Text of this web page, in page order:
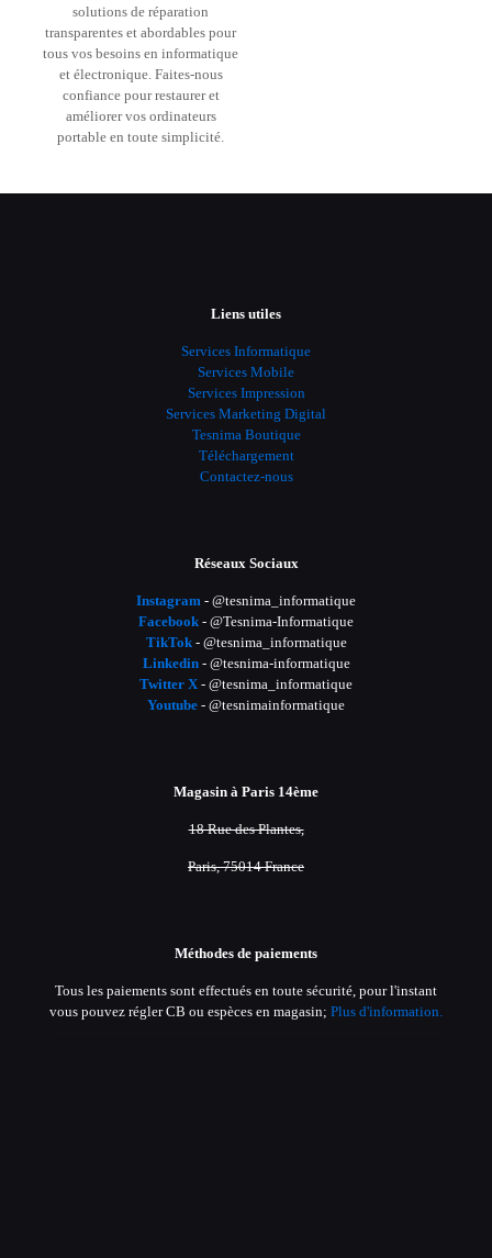
solutions de réparation
transparentes et abordables pour
tous vos besoins en informatique
et électronique. Faites-nous
confiance pour restaurer et
améliorer vos ordinateurs
portable en toute simplicité.
Liens utiles
Services Informatique
Services Mobile
Services Impression
Services Marketing Digital
Tesnima Boutique
Téléchargement
Contactez-nous
Réseaux Sociaux
Instagram - @tesnima_informatique
Facebook - @Tesnima-Informatique
TikTok- @tesnima_informatique
Linkedin- @tesnima-informatique
Twitter X - @tesnima_informatique
Youtube - @tesnimainformatique
Magasin à Paris 14ème
18 Rue des Plantes,
Paris, 75014 France
Méthodes de paiements
Tous les paiements sont effectués en toute sécurité, pour l'instant
vous pouvez régler CB ou espèces en magasin; Plus d'information.